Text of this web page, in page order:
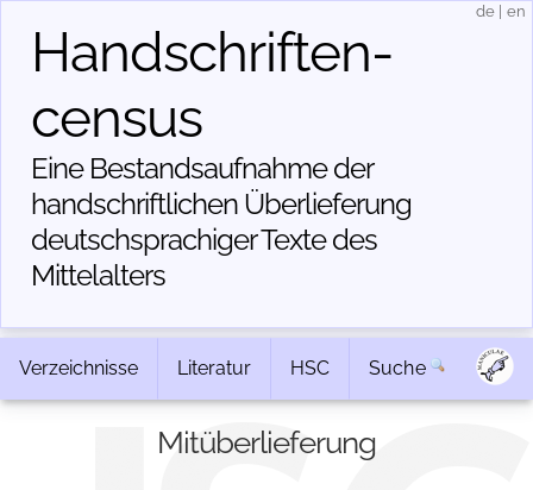
Handschriften­
census
Eine Bestandsaufnahme der
handschriftlichen Über­lieferung
deutschsprachiger Texte des
Mittelalters
de en
Verzeichnisse Literatur HSC Suche
Mitüberlieferung